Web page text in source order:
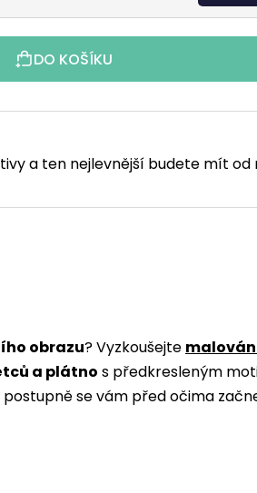
DO KOŠÍKU
a ten nejlevnější budete mít od
obrazu? Vyzkoušejte
a plátno s předkresleným
se vám před očima